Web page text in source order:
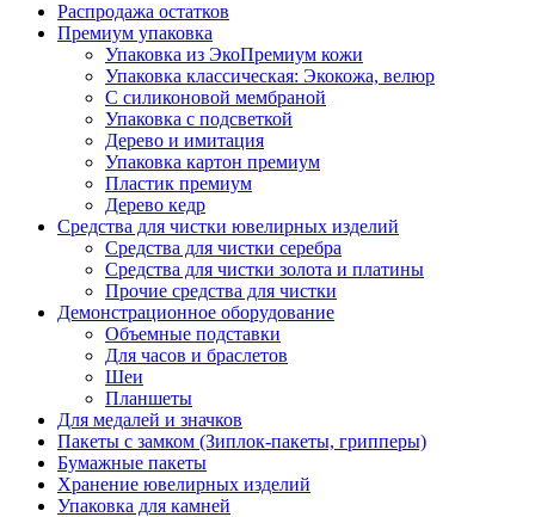
Распродажа остатков
Премиум упаковка
Упаковка из ЭкоПремиум кожи
Упаковка классическая: Экокожа, велюр
С силиконовой мембраной
Упаковка с подсветкой
Дерево и имитация
Упаковка картон премиум
Пластик премиум
Дерево кедр
Средства для чистки ювелирных изделий
Средства для чистки серебра
Средства для чистки золота и платины
Прочие средства для чистки
Демонстрационное оборудование
Объемные подставки
Для часов и браслетов
Шеи
Планшеты
Для медалей и значков
Пакеты с замком (Зиплок-пакеты, грипперы)
Бумажные пакеты
Хранение ювелирных изделий
Упаковка для камней